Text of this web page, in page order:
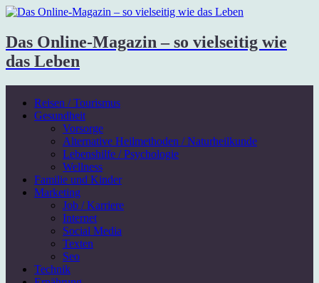
Das Online-Magazin – so vielseitig wie
das Leben
Reisen / Tourismus
Gesundheit
Vorsorge
Alternative Heilmethoden / Naturheilkunde
Lebenshilfe / Psychologie
Wellness
Familie und Kinder
Marketing
Job / Karriere
Internet
Social Media
Texten
Seo
Technik